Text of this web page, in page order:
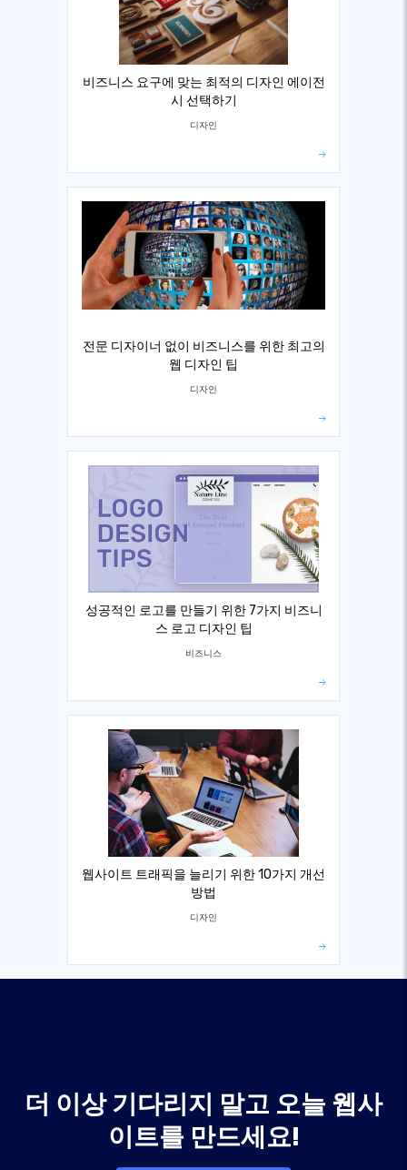
비즈니스 요구에 맞는 최적의 디자인 에이전
시 선택하기
디자인
전문 디자이너 없이 비즈니스를 위한 최고의
웹 디자인 팁
디자인
성공적인 로고를 만들기 위한 7가지 비즈니
스 로고 디자인 팁
비즈니스
웹사이트 트래픽을 늘리기 위한 10가지 개선
방법
디자인
더 이상 기다리지 말고 오늘 웹사
이트를 만드세요!